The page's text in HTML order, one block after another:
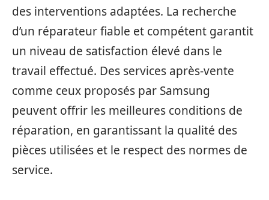
des interventions adaptées. La recherche
d’un réparateur fiable et compétent garantit
un niveau de satisfaction élevé dans le
travail effectué. Des services après-vente
comme ceux proposés par Samsung
peuvent offrir les meilleures conditions de
réparation, en garantissant la qualité des
pièces utilisées et le respect des normes de
service.